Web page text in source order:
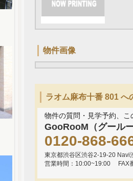
物件画像
ラオム麻布十番 801
物件の質問・見学予約、
GooRooM（グール
0120-868-
東京都渋谷区渋谷2-19-20 Navi
営業時間：10:00~19:00
FAX